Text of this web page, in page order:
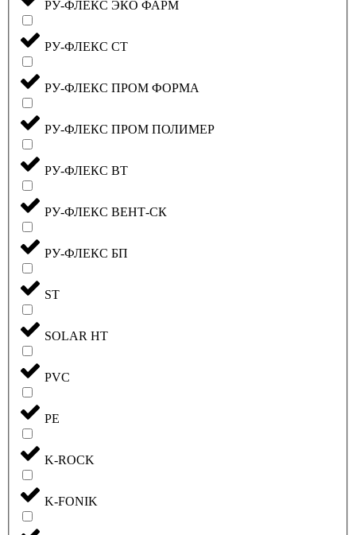
РУ-ФЛЕКС ЭКО ФАРМ
РУ-ФЛЕКС СТ
РУ-ФЛЕКС ПРОМ ФОРМА
РУ-ФЛЕКС ПРОМ ПОЛИМЕР
РУ-ФЛЕКС ВТ
РУ-ФЛЕКС ВЕНТ-СК
РУ-ФЛЕКС БП
ST
SOLAR HT
PVC
PE
K-ROCK
K-FONIK